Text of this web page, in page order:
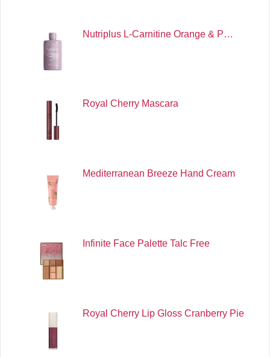
Nutriplus L-Carnitine Orange & P…
Royal Cherry Mascara
Mediterranean Breeze Hand Cream
Infinite Face Palette Talc Free
Royal Cherry Lip Gloss Cranberry Pie